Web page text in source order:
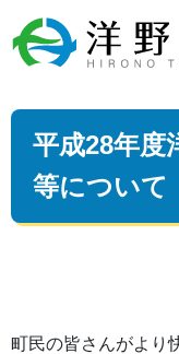
平成28年度
等について
町民の皆さんがより